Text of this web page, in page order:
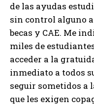
de las ayudas
sin control alguno
becas y CAE. Me
miles de
acceder a la
inmediato a todos
seguir sometidos a
que les exigen